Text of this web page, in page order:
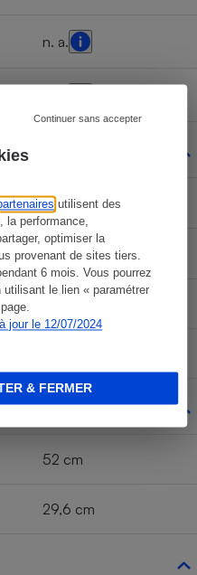
utilisent des
la performance,
optimiser la
provenant de sites tiers.
6 mois. Vous pourrez
utilisant le lien « paramétrer
jour le 12/07/2024
Continuer sans accepter
& FERMER
n. a.
Non
Oui
52 cm
29,6 cm